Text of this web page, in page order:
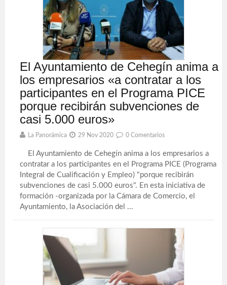
El Ayuntamiento de Cehegín anima a
los empresarios «a contratar a los
participantes en el Programa PICE
porque recibirán subvenciones de
casi 5.000 euros»
La Panorámica 29 Nov 2020 0 Comentarios
El Ayuntamiento de Cehegín anima a los empresarios a
contratar a los participantes en el Programa PICE (Programa
Integral de Cualificación y Empleo) "porque recibirán
subvenciones de casi 5.000 euros". En esta iniciativa de
formación -organizada por la Cámara de Comercio, el
Ayuntamiento, la Asociación del ...